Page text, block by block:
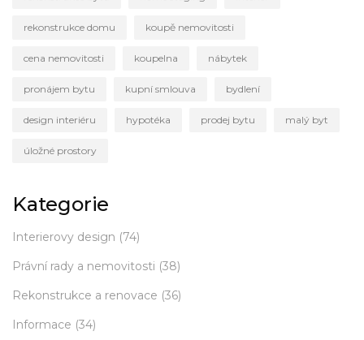
rekonstrukce domu koupě nemovitosti
cena nemovitosti koupelna nábytek
pronájem bytu kupní smlouva bydlení
design interiéru hypotéka prodej bytu malý byt
úložné prostory
Kategorie
Interierovy design (74)
Právní rady a nemovitosti (38)
Rekonstrukce a renovace (36)
Informace (34)